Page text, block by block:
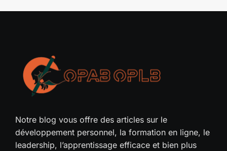
Notre blog vous offre des articles sur le
développement personnel, la formation en ligne, le
leadership, l’apprentissage efficace et bien plus